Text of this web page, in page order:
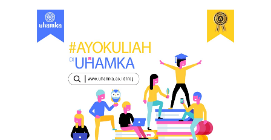
KALBAR
Orangutan Masuk ke Asrama Mahasiswi STAI Al-
Haudl Ketapang ....
March 02, 2018
KALBAR
Menelisik Pemadam Kebakaran Swasta di
Pontianak, Bukti ...